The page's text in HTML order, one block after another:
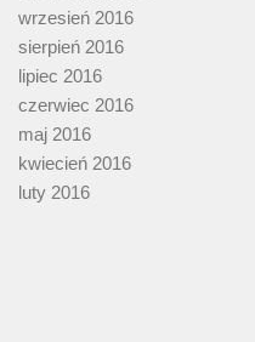
wrzesień 2016
sierpień 2016
lipiec 2016
czerwiec 2016
maj 2016
kwiecień 2016
luty 2016